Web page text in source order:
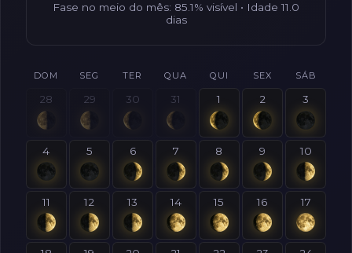
Fase no meio do mês: 85.1% visível • Idade 11.0
dias
DOM SEG TER QUA QUI SEX SÁB
28 29 30 31 1 2 3
4 5 6 7 8 9 10
11 12 13 14 15 16 17